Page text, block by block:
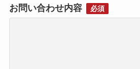
お問い合わせ内容 必須